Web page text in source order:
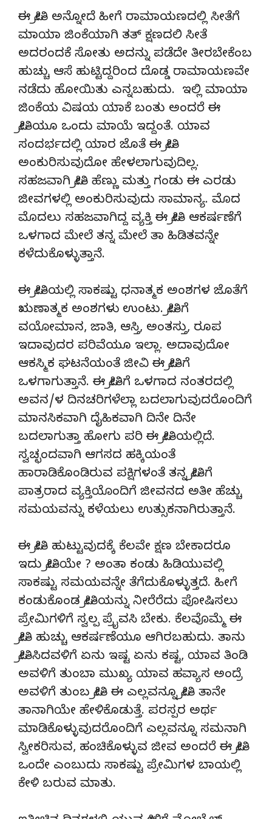
ಈ ಪ್ರೀತಿ ಅನ್ನೋದೆ ಹೀಗೆ ರಾಮಾಯಣದಲ್ಲಿ ಸೀತೆಗೆ
ಮಾಯಾ ಜಿಂಕೆಯಾಗಿ ತತ್ ಕ್ಷಣದಲಿ ಸೀತೆ
ಅದರಂದಕೆ ಸೋತು ಅದನ್ನು ಪಡೆದೇ ತೀರಬೇಕೆಂಬ
ಹುಚ್ಚು ಆಸೆ ಹುಟ್ಟಿದ್ದರಿಂದ ದೊಡ್ಡ ರಾಮಾಯಣವೇ
ನಡೆದು ಹೋಯಿತು ಎನ್ನಬಹುದು. ಇಲ್ಲಿ ಮಾಯಾ
ಜಿಂಕೆಯ ವಿಷಯ ಯಾಕೆ ಬಂತು ಅಂದರೆ ಈ
ಪ್ರೀತಿಯೂ ಒಂದು ಮಾಯೆ ಇದ್ದಂತೆ. ಯಾವ
ಸಂದರ್ಭದಲ್ಲಿ ಯಾರ ಜೊತೆ ಈ ಪ್ರೀತಿ
ಅಂಕುರಿಸುವುದೋ ಹೇಳಲಾಗುವುದಿಲ್ಲ.
ಸಹಜವಾಗಿ ಪ್ರೀತಿ ಹೆಣ್ಣು ಮತ್ತು ಗಂಡು ಈ ಎರಡು
ಜೀವಗಳಲ್ಲಿ ಅಂಕುರಿಸುವುದು ಸಾಮಾನ್ಯ. ಮೊದ
ಮೊದಲು ಸಹಜವಾಗಿದ್ದ ವ್ಯಕ್ತಿ ಈ ಪ್ರೀತಿ ಆಕರ್ಷಣೆಗೆ
ಒಳಗಾದ ಮೇಲೆ ತನ್ನ ಮೇಲೆ ತಾ ಹಿಡಿತವನ್ನೇ
ಕಳೆದುಕೊಳ್ಳುತ್ತಾನೆ.
ಈ ಪ್ರೀತಿಯಲ್ಲಿ ಸಾಕಷ್ಟು ಧನಾತ್ಮಕ ಅಂಶಗಳ ಜೊತೆಗೆ
ಋಣಾತ್ಮಕ ಅಂಶಗಳು ಉಂಟು. ಪ್ರೀತಿಗೆ
ವಯೋಮಾನ, ಜಾತಿ, ಆಸ್ತಿ, ಅಂತಸ್ತು, ರೂಪ
ಇದಾವುದರ ಪರಿವೆಯೂ ಇಲ್ಲಾ. ಅದಾವುದೋ
ಆಕಸ್ಮಿಕ ಘಟನೆಯಂತೆ ಜೀವಿ ಈ ಪ್ರೀತಿಗೆ
ಒಳಗಾಗುತ್ತಾನೆ. ಈ ಪ್ರೀತಿಗೆ ಒಳಗಾದ ನಂತರದಲ್ಲಿ
ಅವನ/ಳ ದಿನಚರಿಗಳೆಲ್ಲಾ ಬದಲಾಗುವುದರೊಂದಿಗೆ
ಮಾನಸಿಕವಾಗಿ ದೈಹಿಕವಾಗಿ ದಿನೇ ದಿನೇ
ಬದಲಾಗುತ್ತಾ ಹೋಗು ಪರಿ ಈ ಪ್ರೀತಿಯಲ್ಲಿದೆ.
ಸ್ವಚ್ಛಂದವಾಗಿ ಆಗಸದ ಹಕ್ಕಿಯಂತೆ
ಹಾರಾಡಿಕೊಂಡಿರುವ ಪಕ್ಷಿಗಳಂತೆ ತನ್ನ ಪ್ರೀತಿಗೆ
ಪಾತ್ರರಾದ ವ್ಯಕ್ತಿಯೊಂದಿಗೆ ಜೀವನದ ಅತೀ ಹೆಚ್ಚು
ಸಮಯವನ್ನು ಕಳೆಯಲು ಉತ್ಸುಕನಾಗಿರುತ್ತಾನೆ.
ಈ ಪ್ರೀತಿ ಹುಟ್ಟುವುದಕ್ಕೆ ಕೆಲವೇ ಕ್ಷಣ ಬೇಕಾದರೂ
ಇದು ಪ್ರೀತಿಯೇ ? ಅಂತಾ ಕಂಡು ಹಿಡಿಯುವಲ್ಲಿ
ಸಾಕಷ್ಟು ಸಮಯವನ್ನೇ ತೆಗೆದುಕೊಳ್ಳುತ್ತದೆ. ಹೀಗೆ
ಕಂಡುಕೊಂಡ ಪ್ರೀತಿಯನ್ನು ನೀರೆರೆದು ಪೋಷಿಸಲು
ಪ್ರೇಮಿಗಳಿಗೆ ಸ್ವಲ್ಪ ಪ್ರೈವಸಿ ಬೇಕು. ಕೆಲವೊಮ್ಮೆ ಈ
ಪ್ರೀತಿ ಹುಚ್ಚು ಆಕರ್ಷಣೆಯೂ ಆಗಿರಬಹುದು. ತಾನು
ಪ್ರೀತಿಸಿದವಳಿಗೆ ಏನು ಇಷ್ಟ ಏನು ಕಷ್ಟ, ಯಾವ ತಿಂಡಿ
ಅವಳಿಗೆ ತುಂಬಾ ಮುಖ್ಯ ಯಾವ ಹವ್ಯಾಸ ಅಂದ್ರೆ
ಅವಳಿಗೆ ತುಂಬ ಪ್ರೀತಿ ಈ ಎಲ್ಲವನ್ನೂ ಪ್ರೀತಿ ತಾನೇ
ತಾನಾಗಿಯೇ ಹೇಳಿಕೊಡುತ್ತೆ. ಪರಸ್ಪರ ಅರ್ಥ
ಮಾಡಿಕೊಳ್ಳುವುದರೊಂದಿಗೆ ಎಲ್ಲವನ್ನೂ ಸಮನಾಗಿ
ಸ್ವೀಕರಿಸುವ, ಹಂಚಿಕೊಳ್ಳುವ ಜೀವ ಅಂದರೆ ಈ ಪ್ರೀತಿ
ಒಂದೇ ಎಂಬುದು ಸಾಕಷ್ಟು ಪ್ರೇಮಿಗಳ ಬಾಯಲ್ಲಿ
ಕೇಳಿ ಬರುವ ಮಾತು.